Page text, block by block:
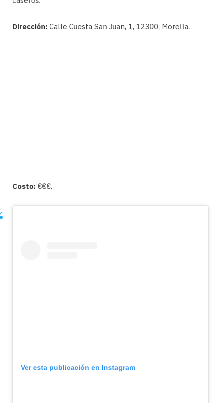
Dirección: Calle Cuesta San Juan, 1, 12300, Morella.
Costo: €€€.
Ver esta publicación en Instagram